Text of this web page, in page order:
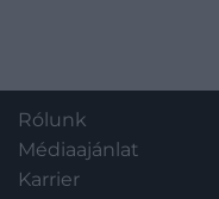
Rólunk
Médiaajánlat
Karrier